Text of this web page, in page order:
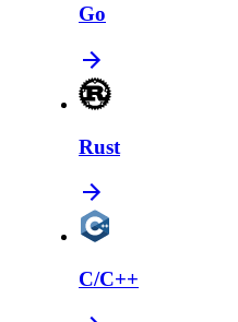
Go
Rust
C/C++